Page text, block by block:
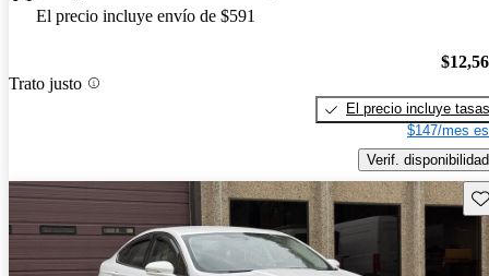
El precio incluye envío de $591
Trato justo
El precio incluye tasas
$147/mes
Verif. disponibilidad